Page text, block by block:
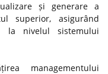
și generare a
superior, asigurând
la nivelul sistemului
managementului